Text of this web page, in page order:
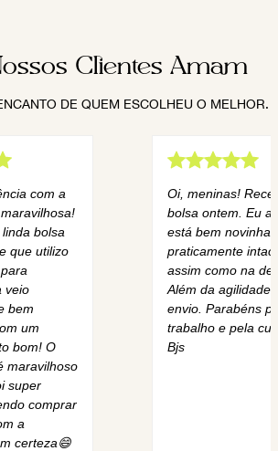
Clientes Amam
DE QUEM ESCOLHEU O MELHOR.
com a
bolsa
que utilizo
veio
bem
um
bom! O
maravilhoso
super
comprar
a
certeza😄
Oi, meninas!
bolsa ontem. Eu
está bem novinha,
praticamente
assim como na
Além da agilidade
envio. Parabéns
trabalho e pela
Bjs